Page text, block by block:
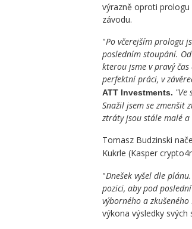
výrazně oproti
závodu.
"Po včerejším prologu
posledním stoupání.
kterou jsme v pravý
perfektní práci, v
ATT Investments. "Ve
Snažil jsem se zmenšit
ztráty jsou stále malé a
Tomasz Budzinski
Kukrle (Kasper
"Dnešek vyšel dle
pozici, aby pod
výborného a
výkona výsledky svých